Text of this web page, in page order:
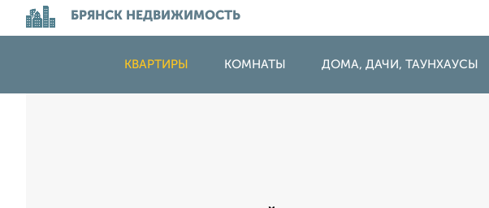
БРЯНСК НЕДВИЖИМОСТЬ
КВАРТИРЫ КОМНАТЫ ДОМА, ДАЧИ, ТАУНХАУСЫ